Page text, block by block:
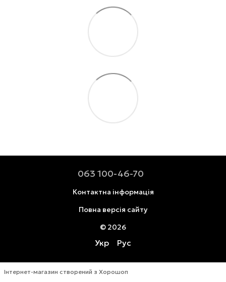
063 100-46-70
Контактна інформація
Повна версія сайту
© 2026
Укр Рус
Інтернет-магазин створений з Хорошоп